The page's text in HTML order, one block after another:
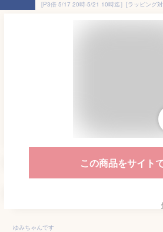
この商品をサイト
ゆみちゃんです